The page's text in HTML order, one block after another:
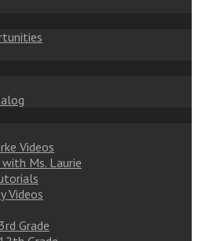
Videos
Ms. Laurie
Videos
Grade